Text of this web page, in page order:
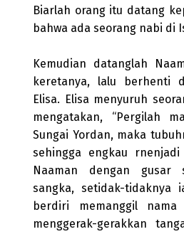
Biarlah orang itu datang
bahwa ada seorang nabi di
Kemudian datanglah
keretanya, lalu berhenti
Elisa. Elisa menyuruh
mengatakan, “Pergilah
Sungai Yordan, maka
sehingga engkau
Naaman dengan gusar
sangka, setidak-
berdiri memanggil nama
menggerak-gerakkan